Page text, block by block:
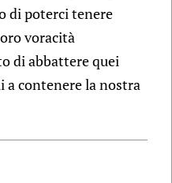
di poterci tenere
voracità
di abbattere quei
a contenere la nostra